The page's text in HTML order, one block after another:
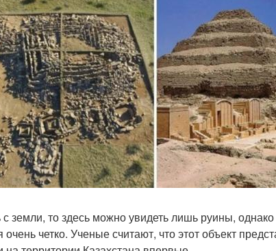
земли, то здесь можно увидеть лишь руины,
четко. Ученые считают, что этот объект